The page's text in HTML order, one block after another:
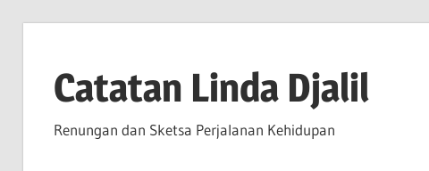
contentCatatan Linda Djalil
Renungan dan Sketsa Perjalanan Kehidupan